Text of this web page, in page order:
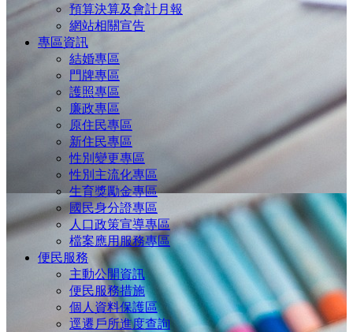
預算決算及會計月報
網站相關宣告
專區資訊
結婚專區
門牌專區
護照專區
廉政專區
原住民專區
新住民專區
性別變更專區
性別主流化專區
生育獎勵金專區
國民身分證專區
人口政策宣導專區
檔案應用服務專區
便民服務
主動公開資訊
便民服務措施
個人資料保護區
逕遷戶所進度查詢